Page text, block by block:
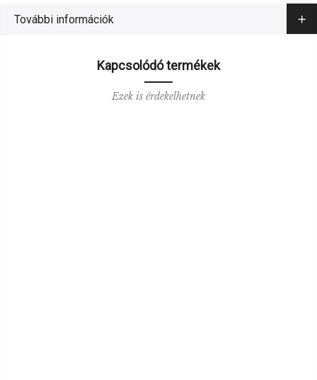
További információk
Kapcsolódó termékek
Ezek is érdekelhetnek